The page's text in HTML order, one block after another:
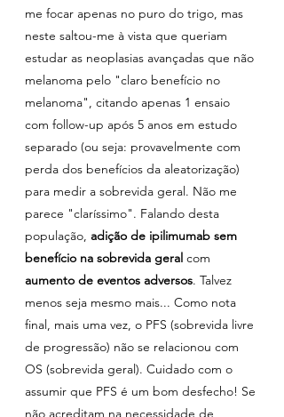
me focar apenas no puro do trigo, mas
neste saltou-me à vista que queriam
estudar as neoplasias avançadas que não
melanoma pelo "claro benefício no
melanoma", citando apenas 1 ensaio
com follow-up após 5 anos em estudo
separado (ou seja: provavelmente com
perda dos benefícios da aleatorização)
para medir a sobrevida geral. Não me
parece "claríssimo". Falando desta
população, adição de ipilimumab sem
benefício na sobrevida geral com
aumento de eventos adversos. Talvez
menos seja mesmo mais... Como nota
final, mais uma vez, o PFS (sobrevida livre
de progressão) não se relacionou com
OS (sobrevida geral). Cuidado com o
assumir que PFS é um bom desfecho! Se
não acreditam na necessidade de